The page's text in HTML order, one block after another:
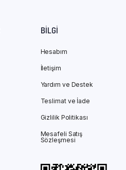
BILGI
Hesabım
İletişim
Yardım ve Destek
Teslimat ve İade
Gizlilik Politikası
Mesafeli Satış
Sözleşmesi